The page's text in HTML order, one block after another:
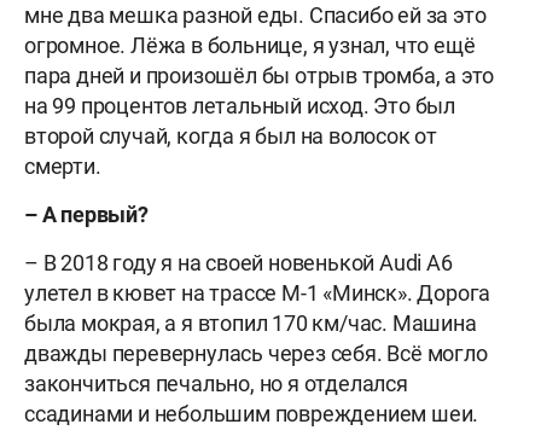
мне два мешка разной еды. Спасибо ей за это
огромное. Лёжа в больнице, я узнал, что ещё
пара дней и произошёл бы отрыв тромба, а это
на 99 процентов летальный исход. Это был
второй случай, когда я был на волосок от
смерти.
– А первый?
– В 2018 году я на своей новенькой Audi А6
улетел в кювет на трассе М-1 «Минск». Дорога
была мокрая, а я втопил 170 км/час. Машина
дважды перевернулась через себя. Всё могло
закончиться печально, но я отделался
ссадинами и небольшим повреждением шеи.